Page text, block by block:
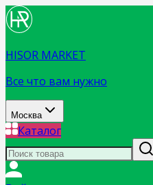
HISOR MARKET
Все что вам нужно
Москва
Каталог